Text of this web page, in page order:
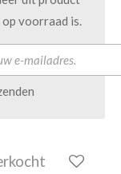
voorraad is.